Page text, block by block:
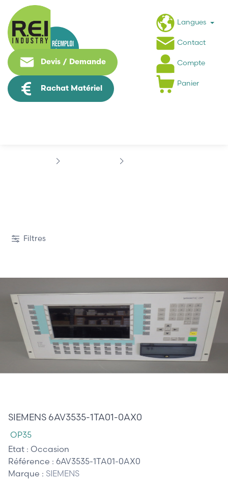
Devis / Demande
Rachat Matériel
Langues
Contact
Compte
Panier
Filtres
SIEMENS 6AV3535-1TA01-0AX0
OP35
Etat : Occasion
Référence : 6AV3535-1TA01-0AX0
Marque : SIEMENS